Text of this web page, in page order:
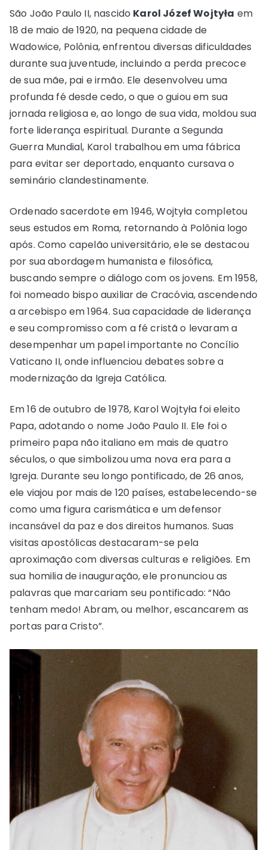
São João Paulo II, nascido Karol Józef Wojtyła em
18 de maio de 1920, na pequena cidade de
Wadowice, Polônia, enfrentou diversas dificuldades
durante sua juventude, incluindo a perda precoce
de sua mãe, pai e irmão. Ele desenvolveu uma
profunda fé desde cedo, o que o guiou em sua
jornada religiosa e, ao longo de sua vida, moldou sua
forte liderança espiritual. Durante a Segunda
Guerra Mundial, Karol trabalhou em uma fábrica
para evitar ser deportado, enquanto cursava o
seminário clandestinamente.
Ordenado sacerdote em 1946, Wojtyła completou
seus estudos em Roma, retornando à Polônia logo
após. Como capelão universitário, ele se destacou
por sua abordagem humanista e filosófica,
buscando sempre o diálogo com os jovens. Em 1958,
foi nomeado bispo auxiliar de Cracóvia, ascendendo
a arcebispo em 1964. Sua capacidade de liderança
e seu compromisso com a fé cristã o levaram a
desempenhar um papel importante no Concílio
Vaticano II, onde influenciou debates sobre a
modernização da Igreja Católica.
Em 16 de outubro de 1978, Karol Wojtyła foi eleito
Papa, adotando o nome João Paulo II. Ele foi o
primeiro papa não italiano em mais de quatro
séculos, o que simbolizou uma nova era para a
Igreja. Durante seu longo pontificado, de 26 anos,
ele viajou por mais de 120 países, estabelecendo-se
como uma figura carismática e um defensor
incansável da paz e dos direitos humanos. Suas
visitas apostólicas destacaram-se pela
aproximação com diversas culturas e religiões. Em
sua homilia de inauguração, ele pronunciou as
palavras que marcariam seu pontificado: “Não
tenham medo! Abram, ou melhor, escancarem as
portas para Cristo”.